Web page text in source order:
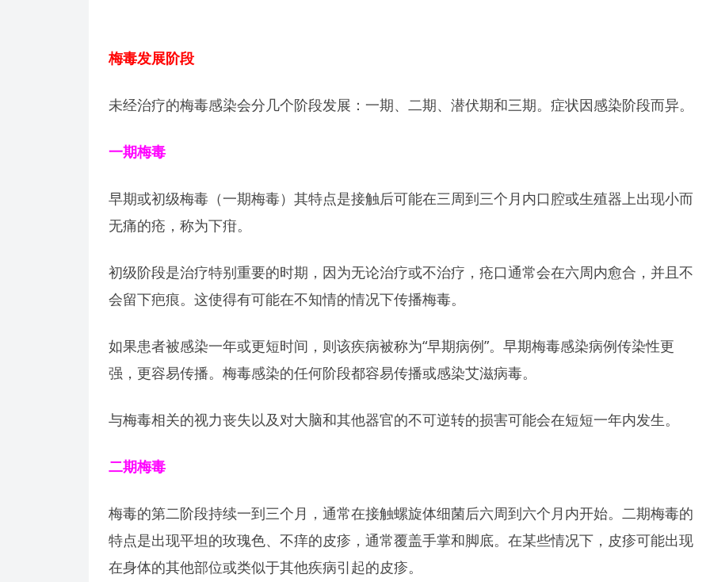
梅毒发展阶段
未经治疗的梅毒感染会分几个阶段发展：一期、二期、潜伏期和三期。症状因感染阶段而异。
一期梅毒
早期或初级梅毒（一期梅毒）其特点是接触后可能在三周到三个月内口腔或生殖器上出现小而
无痛的疮，称为下疳。
初级阶段是治疗特别重要的时期，因为无论治疗或不治疗，疮口通常会在六周内愈合，并且不
会留下疤痕。这使得有可能在不知情的情况下传播梅毒。
如果患者被感染一年或更短时间，则该疾病被称为“早期病例”。早期梅毒感染病例传染性更
强，更容易传播。梅毒感染的任何阶段都容易传播或感染艾滋病毒。
与梅毒相关的视力丧失以及对大脑和其他器官的不可逆转的损害可能会在短短一年内发生。
二期梅毒
梅毒的第二阶段持续一到三个月，通常在接触螺旋体细菌后六周到六个月内开始。二期梅毒的
特点是出现平坦的玫瑰色、不痒的皮疹，通常覆盖手掌和脚底。在某些情况下，皮疹可能出现
在身体的其他部位或类似于其他疾病引起的皮疹。